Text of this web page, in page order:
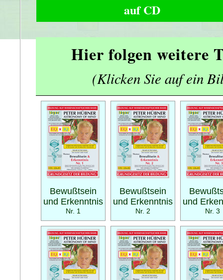
auf CD
Hier folgen weitere
(Klicken Sie auf ein
Bewußtsein
und Erkenntnis
Nr. 1
Bewußtsein
und Erkenntnis
Nr. 2
und
Nr. 3